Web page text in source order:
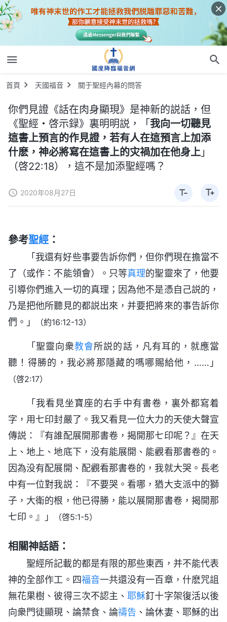
首頁 天國福音 關于聖經內幕的問答
你們見證《話在肉身顯現》是神新的説話，但
《聖經・啓示録》裏明明説，「 我向一切聽見
這書上預言的作見證，若有人在這預言上加添
什麽，神必將寫在這書上的灾禍加在他身上 」
（啓22:18），這不是加添聖經嗎？
2020年08月27日
參考聖經 ：
「我還有好些事要告訴你們，但你們現在擔當不
了（或作：不能領會）。只等真理的聖靈來了，他要
引導你們進入一切的真理；因為他不是憑自己説的，
乃是把他所聽見的都説出來，并要把將來的事告訴你
們。」
（約16:12-13）
「聖靈向衆教會所説的話，凡有耳的，就應當
聽！得勝的，我必將那隱藏的嗎哪賜給他，……」
（啓2:17）
「我看見坐寶座的右手中有書卷，裏外都寫着
字，用七印封嚴了。我又看見一位大力的天使大聲宣
傳説：『有誰配展開那書卷，揭開那七印呢？』在天
上、地上、地底下，没有能展開、能觀看那書卷的。
因為没有配展開、配觀看那書卷的，我就大哭。長老
中有一位對我説：『不要哭。看哪，猶大支派中的獅
子，大衛的根，他已得勝，能以展開那書卷，揭開那
七印。』」
（啓5:1-5）
相關神話語：
聖經所記載的都是有限的那些東西，并不能代表
神的全部作工。四福音一共還没有一百章，什麽咒詛
無花果樹、彼得三次不認主、耶穌釘十字架復活以後
向衆門徒顯現、論禁食、論禱告 、論休妻、耶穌的出